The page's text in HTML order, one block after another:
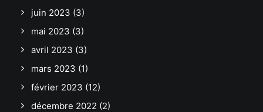
juin 2023 (3)
mai 2023 (3)
avril 2023 (3)
mars 2023 (1)
février 2023 (12)
décembre 2022 (2)